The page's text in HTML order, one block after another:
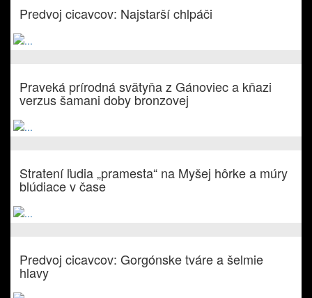
Predvoj cicavcov: Najstarší chlpáči
Praveká prírodná svätyňa z Gánoviec a kňazi
verzus šamani doby bronzovej
Stratení ľudia „pramesta“ na Myšej hôrke a múry
blúdiace v čase
Predvoj cicavcov: Gorgónske tváre a šelmie
hlavy